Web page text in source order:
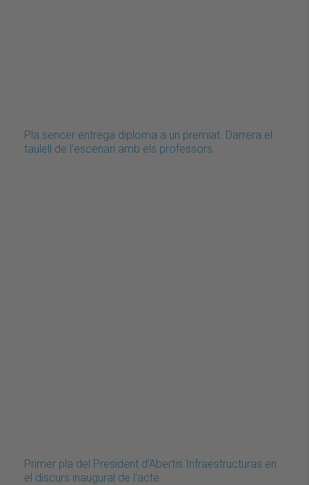
Pla sencer entrega diploma a un premiat. Darrera el
taulell de l'escenari amb els professors.
Primer pla del President d’Abertis Infraestructuras en
el discurs inaugural de l'acte